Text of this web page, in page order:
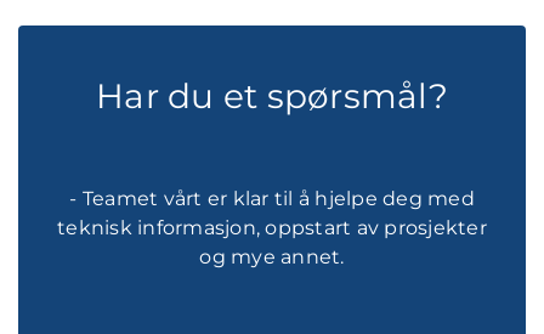
Har du et spørsmål?
- Teamet vårt er klar til å hjelpe deg med
teknisk informasjon, oppstart av prosjekter
og mye annet.